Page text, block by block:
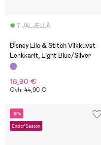
7 JÄLJELLÄ
(1)
Disney Lilo & Stitch Vilkkuvat
Lenkkarit, Light Blue/Silver
18,90 €
Ovh: 44,90 €
-16%
End of Season